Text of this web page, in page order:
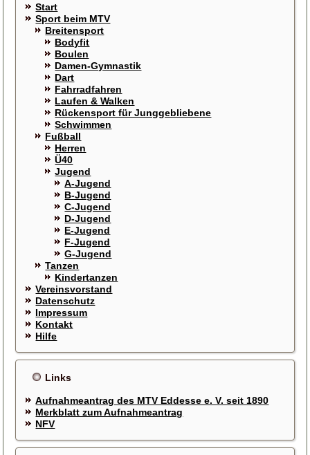
Start
Sport beim MTV
Breitensport
Bodyfit
Boulen
Damen-Gymnastik
Dart
Fahrradfahren
Laufen & Walken
Rückensport für Junggebliebene
Schwimmen
Fußball
Herren
Ü40
Jugend
A-Jugend
B-Jugend
C-Jugend
D-Jugend
E-Jugend
F-Jugend
G-Jugend
Tanzen
Kindertanzen
Vereinsvorstand
Datenschutz
Impressum
Kontakt
Hilfe
Links
Aufnahmeantrag des MTV Eddesse e. V. seit 1890
Merkblatt zum Aufnahmeantrag
NFV